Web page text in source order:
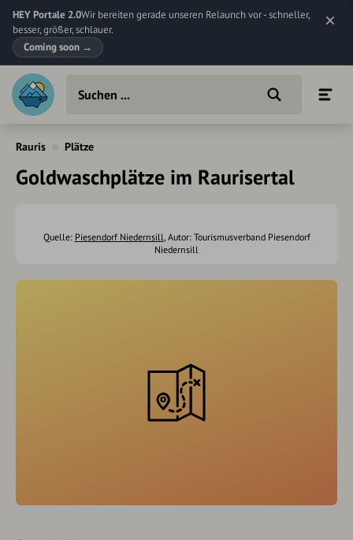
HEY Portale 2.0Wir bereiten gerade unseren Relaunch vor - schneller,
besser, größer, schlauer.
Coming soon →
Rauris Plätze
Goldwaschplätze im Raurisertal
Quelle: Piesendorf Niedernsill, Autor: Tourismusverband Piesendorf
Niedernsill